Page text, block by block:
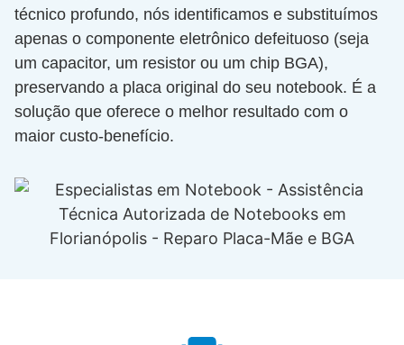
técnico profundo, nós identificamos e substituímos
apenas o componente eletrônico defeituoso (seja
um capacitor, um resistor ou um chip BGA),
preservando a placa original do seu notebook. É a
solução que oferece o melhor resultado com o
maior custo-benefício.